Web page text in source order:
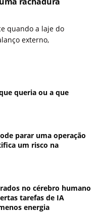
quando a laje do
externo,
queria ou a que
parar uma operação
um risco na
no cérebro humano
tarefas de IA
energia